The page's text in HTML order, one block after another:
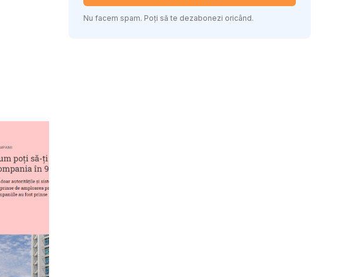
Nu facem spam. Poți să te dezabonezi oricând.